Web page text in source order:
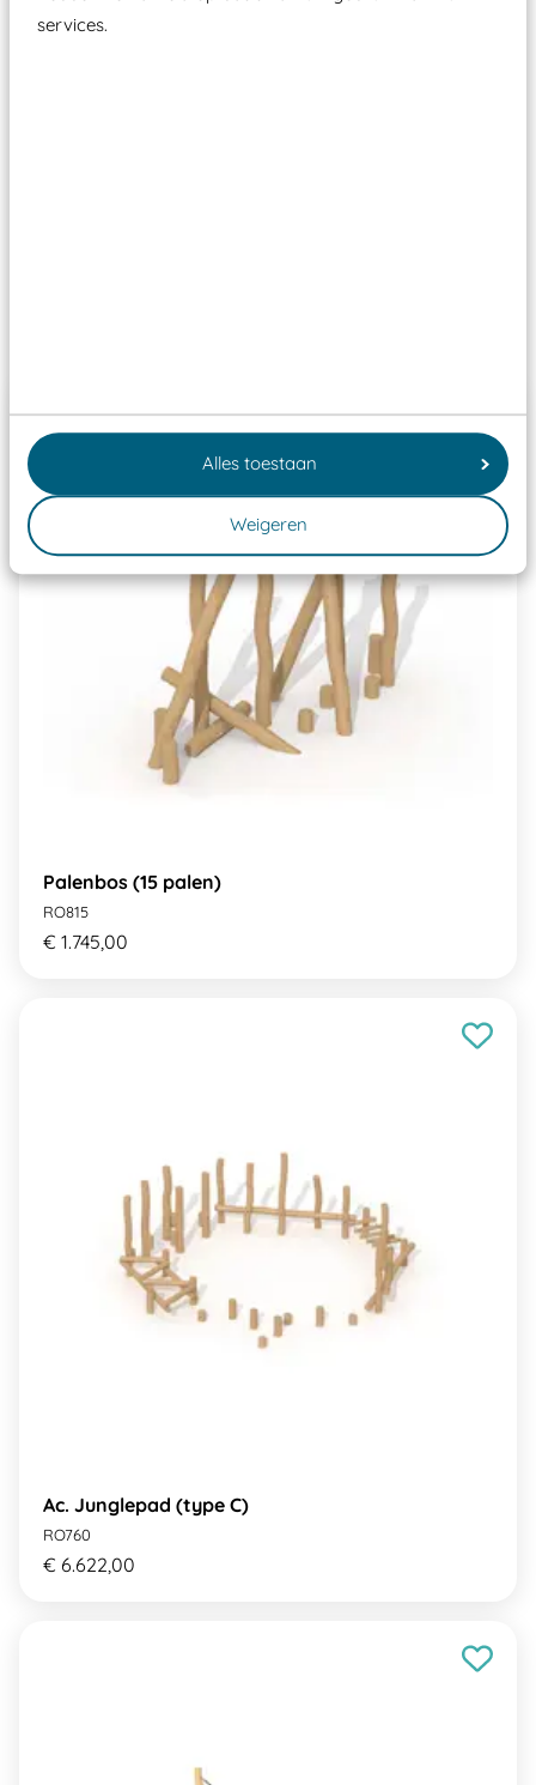
services.
Alles toestaan
Weigeren
Elk speeltoestel in de openbare ruimte voorzien
Palenbos (15 palen)
RO815
€ 1.745,00
Ac. Junglepad (type C)
RO760
€ 6.622,00